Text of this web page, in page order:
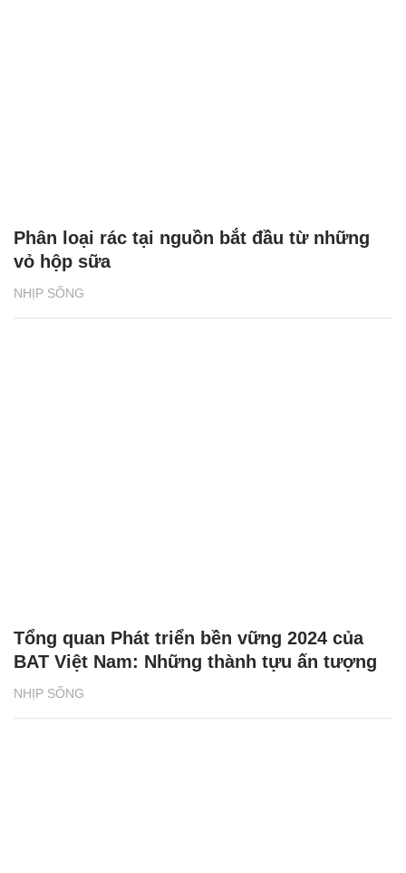
NHỊP SỐNG
Phân loại rác tại nguồn bắt đầu từ những
vỏ hộp sữa
NHỊP SỐNG
Tổng quan Phát triển bền vững 2024 của
BAT Việt Nam: Những thành tựu ấn tượng